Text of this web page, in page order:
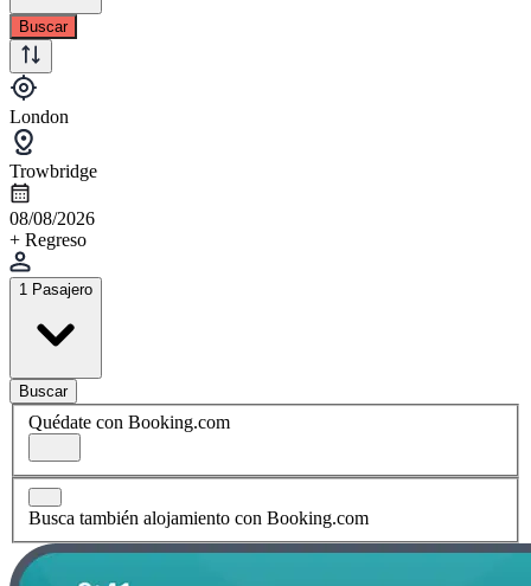
Buscar
London
Trowbridge
08/08/2026
+ Regreso
1 Pasajero
Buscar
Quédate con Booking.com
Busca también alojamiento con Booking.com